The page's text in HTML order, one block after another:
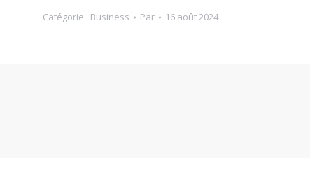
Catégorie : Business Par 16 août 2024